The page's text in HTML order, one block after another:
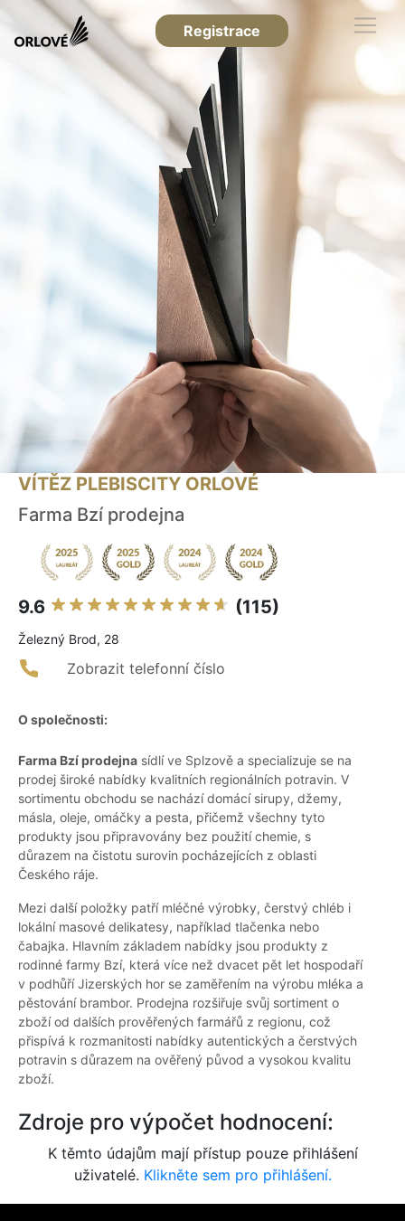
Registrace
VÍTĚZ PLEBISCITY ORLOVÉ
Farma Bzí prodejna
9.6 (115)
Železný Brod, 28
Zobrazit telefonní číslo
O společnosti:
Farma Bzí prodejna sídlí ve Splzově a specializuje se na
prodej široké nabídky kvalitních regionálních potravin. V
sortimentu obchodu se nachází domácí sirupy, džemy,
másla, oleje, omáčky a pesta, přičemž všechny tyto
produkty jsou připravovány bez použití chemie, s
důrazem na čistotu surovin pocházejících z oblasti
Českého ráje.
Mezi další položky patří mléčné výrobky, čerstvý chléb i
lokální masové delikatesy, například tlačenka nebo
čabajka. Hlavním základem nabídky jsou produkty z
rodinné farmy Bzí, která více než dvacet pět let hospodaří
v podhůří Jizerských hor se zaměřením na výrobu mléka a
pěstování brambor. Prodejna rozšiřuje svůj sortiment o
zboží od dalších prověřených farmářů z regionu, což
přispívá k rozmanitosti nabídky autentických a čerstvých
potravin s důrazem na ověřený původ a vysokou kvalitu
zboží.
Zdroje pro výpočet hodnocení:
K těmto údajům mají přístup pouze přihlášení
uživatelé. Klikněte sem pro přihlášení.